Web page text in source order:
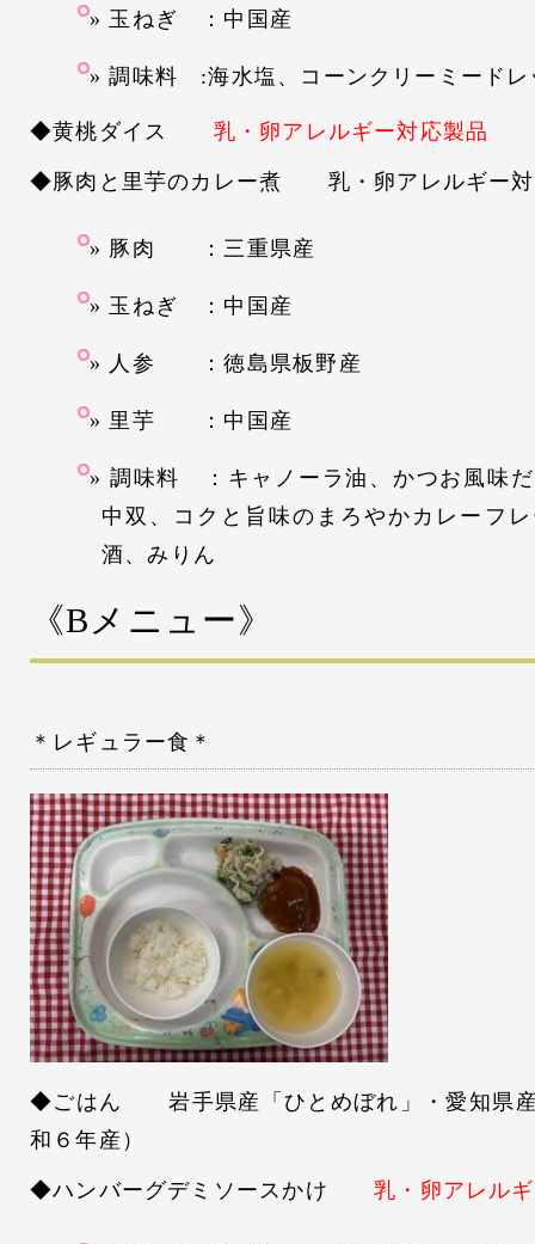
玉ねぎ ：中国産
調味料 :海水塩、コーンクリーミードレ
◆黄桃ダイス 乳・卵アレルギー対応製品
◆豚肉と里芋のカレー煮 乳・卵アレルギー
豚肉 ：三重県産
玉ねぎ ：中国産
人参 ：徳島県板野産
里芋 ：中国産
調味料 ：キャノーラ油、かつお風味
中双、コクと旨味のまろやかカレーフ
酒、みりん
《Bメニュー》
＊レギュラー食＊
◆ごはん 岩手県産「ひとめぼれ」・愛知県産
和６年産）
◆ハンバーグデミソースかけ乳・卵アレル